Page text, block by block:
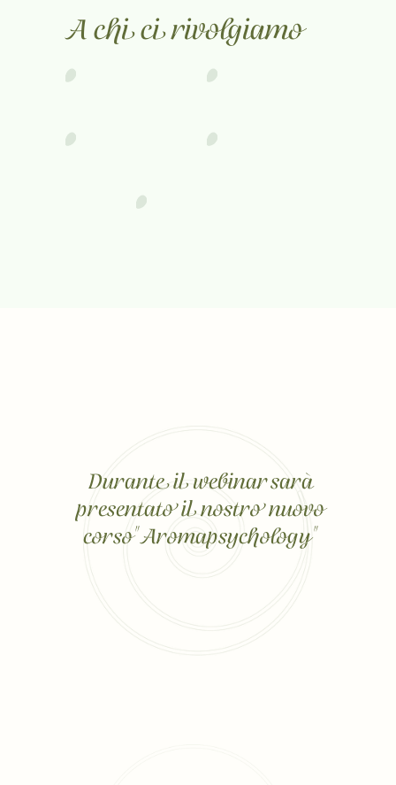
A chi ci rivolgiamo
Durante il webinar sarà
presentato il nostro nuovo
corso" Aromapsychology"